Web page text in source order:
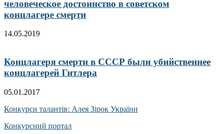
человеческое достоинство в советском
концлагере смерти
14.05.2019
Концлагеря смерти в СССР были убийственнее
концлагерей Гитлера
05.01.2017
Конкурси талантів: Алея Зірок України
Конкурсний портал